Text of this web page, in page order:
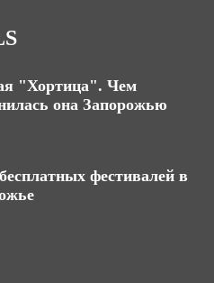
"Хортица". Чем
она Запорожью
фестивалей в